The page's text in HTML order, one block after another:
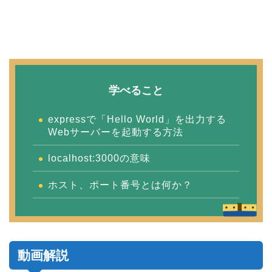
学べること
expressで「Hello World」を出力する
Webサーバーを起動する方法
localhost:3000の意味
ホスト、ポート番号とは何か？
動画解説